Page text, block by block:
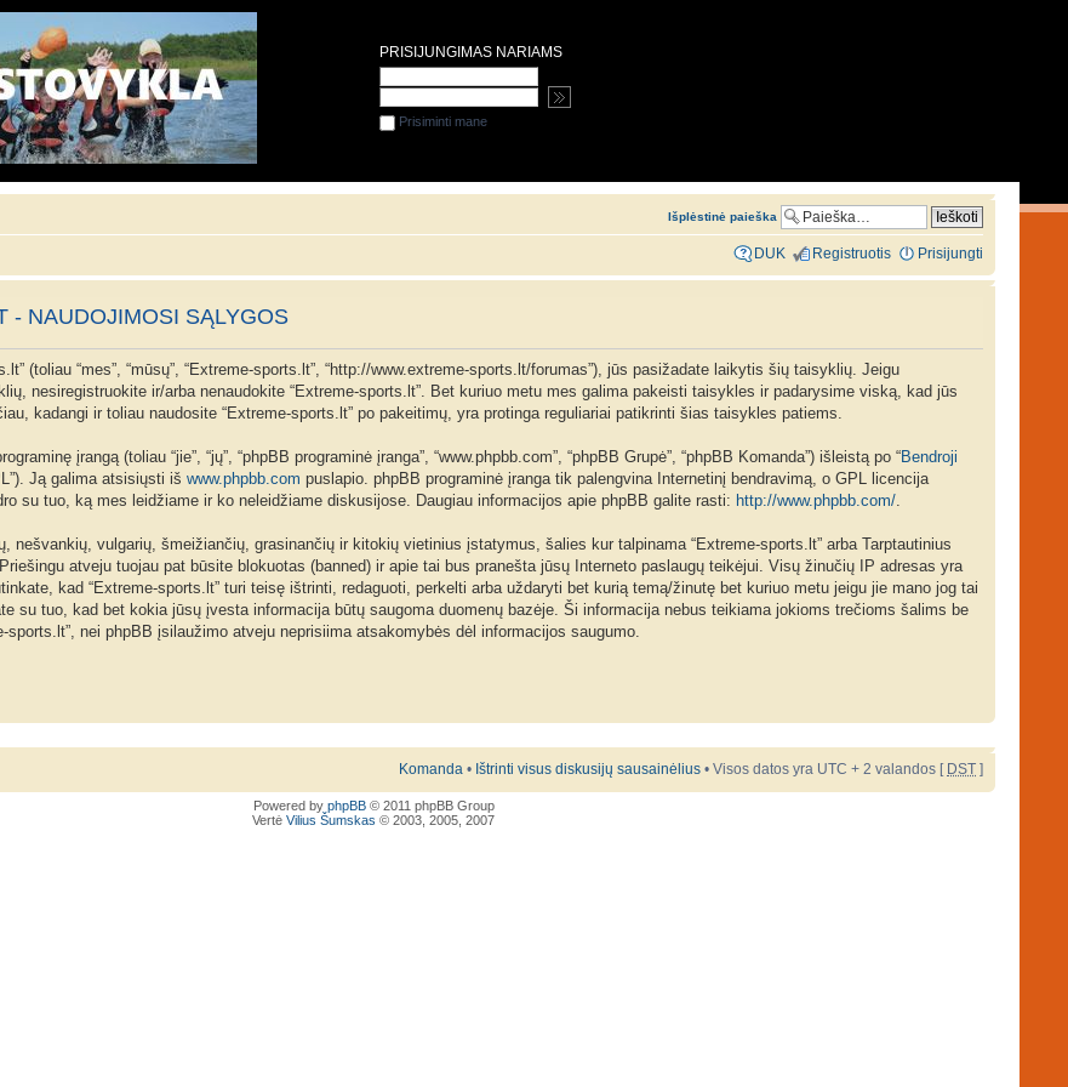
Išplėstinė paieška
DUK Registruotis Prisijungti
- NAUDOJIMOSI SĄLYGOS
(toliau “mes”, “mūsų”, “Extreme-sports.lt”, “http://www.extreme-sports.lt/forumas”), jūs pasižadate laikytis šių taisyklių. Jeigu
nesiregistruokite ir/arba nenaudokite “Extreme-sports.lt”. Bet kuriuo metu mes galima pakeisti taisykles ir padarysime viską, kad jūs
kadangi ir toliau naudosite “Extreme-sports.lt” po pakeitimų, yra protinga reguliariai patikrinti šias taisykles patiems.
įrangą (toliau “jie”, “jų”, “phpBB programinė įranga”, “www.phpbb.com”, “phpBB Grupė”, “phpBB Komanda”) išleistą po “Bendroji
Ją galima atsisiųsti iš www.phpbb.com puslapio. phpBB programinė įranga tik palengvina Internetinį bendravimą, o GPL licencija
su tuo, ką mes leidžiame ir ko neleidžiame diskusijose. Daugiau informacijos apie phpBB galite rasti: http://www.phpbb.com/.
nešvankių, vulgarių, šmeižiančių, grasinančių ir kitokių vietinius įstatymus, šalies kur talpinama “Extreme-sports.lt” arba Tarptautinius
atveju tuojau pat būsite blokuotas (banned) ir apie tai bus pranešta jūsų Interneto paslaugų teikėjui. Visų žinučių IP adresas yra
kad “Extreme-sports.lt” turi teisę ištrinti, redaguoti, perkelti arba uždaryti bet kurią temą/žinutę bet kuriuo metu jeigu jie mano jog tai
su tuo, kad bet kokia jūsų įvesta informacija būtų saugoma duomenų bazėje. Ši informacija nebus teikiama jokioms trečioms šalims be
sports.lt”, nei phpBB įsilaužimo atveju neprisiima atsakomybės dėl informacijos saugumo.
Komanda • Ištrinti visus diskusijų sausainėlius • Visos datos yra UTC + 2 valandos [ DST ]
Powered by phpBB© 2011 phpBB Group
Vertė Vilius Šumskas © 2003, 2005, 2007
PRISIJUNGIMAS NARIAMS
Prisiminti mane